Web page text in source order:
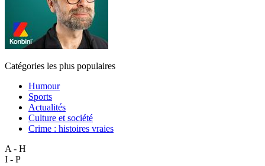
Catégories les plus populaires
Humour
Sports
Actualités
Culture et société
Crime : histoires vraies
A - H
I - P